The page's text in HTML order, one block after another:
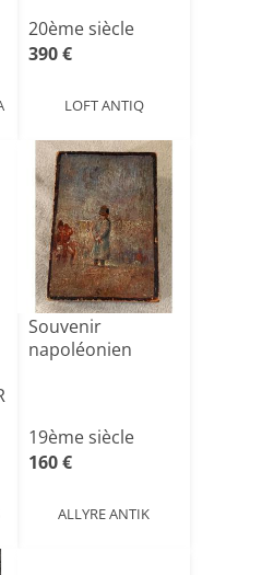
20ème siècle
390 €
LOFT ANTIQ
Souvenir
napoléonien
19ème siècle
160 €
ALLYRE ANTIK